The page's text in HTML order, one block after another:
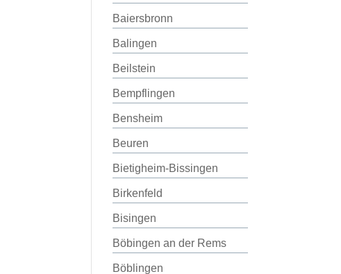
Baiersbronn
Balingen
Beilstein
Bempflingen
Bensheim
Beuren
Bietigheim-Bissingen
Birkenfeld
Bisingen
Böbingen an der Rems
Böblingen